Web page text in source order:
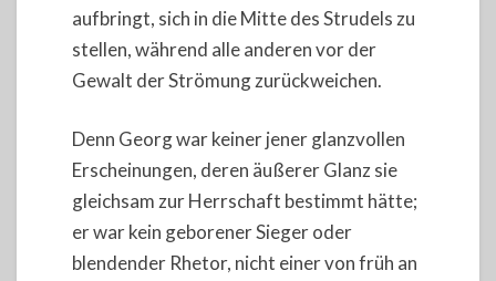
aufbringt, sich in die Mitte des Strudels zu
stellen, während alle anderen vor der
Gewalt der Strömung zurückweichen.
Denn Georg war keiner jener glanzvollen
Erscheinungen, deren äußerer Glanz sie
gleichsam zur Herrschaft bestimmt hätte;
er war kein geborener Sieger oder
blendender Rhetor, nicht einer von früh an